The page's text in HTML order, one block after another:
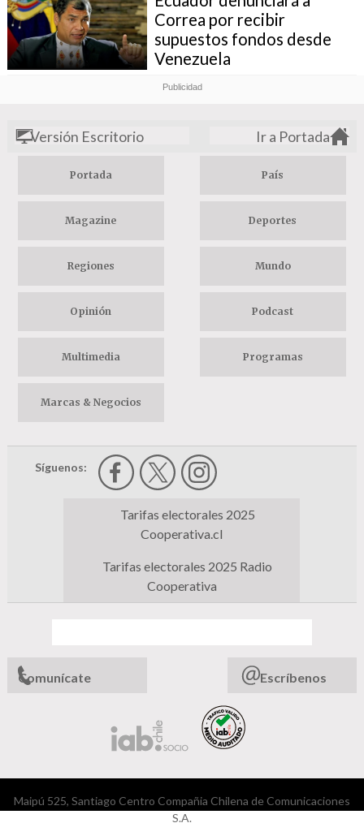
Correa por recibir
supuestos fondos desde
Venezuela
Versión Escritorio Ir a Portada
Portada País
Magazine Deportes
Regiones Mundo
Opinión Podcast
Multimedia Programas
Marcas & Negocios
Síguenos:
Tarifas electorales 2025
Cooperativa.cl
Tarifas electorales 2025 Radio
Cooperativa
Comunícate Escríbenos
Maipú 525, Santiago Centro Compañia Chilena de Comunicaciones
S.A.